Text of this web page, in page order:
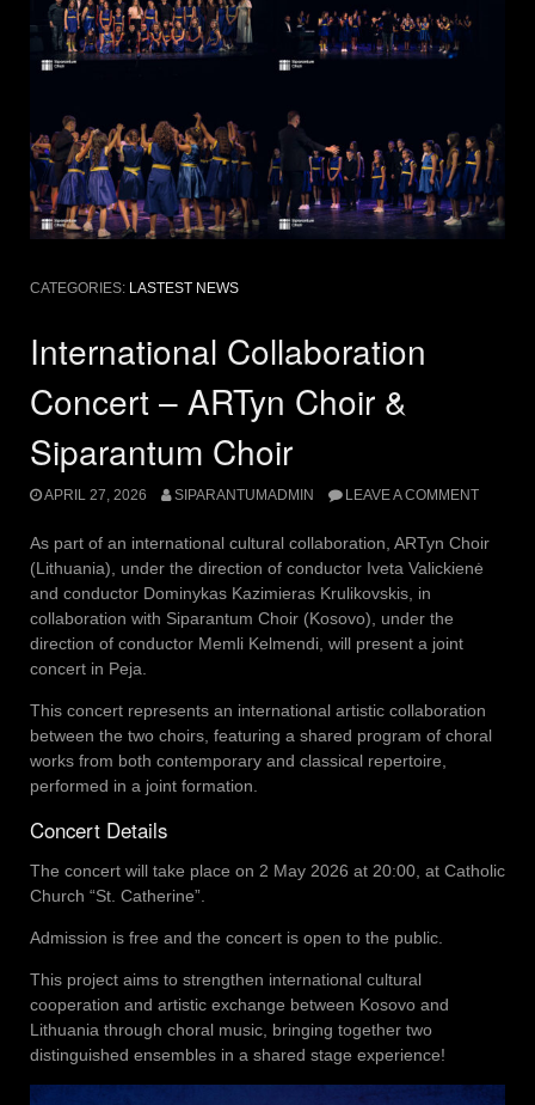
CATEGORIES: LASTEST NEWS
International Collaboration
Concert – ARTyn Choir &
Siparantum Choir
APRIL 27, 2026 SIPARANTUMADMIN LEAVE A COMMENT
As part of an international cultural collaboration, ARTyn Choir
(Lithuania), under the direction of conductor Iveta Valickienė
and conductor Dominykas Kazimieras Krulikovskis, in
collaboration with Siparantum Choir (Kosovo), under the
direction of conductor Memli Kelmendi, will present a joint
concert in Peja.
This concert represents an international artistic collaboration
between the two choirs, featuring a shared program of choral
works from both contemporary and classical repertoire,
performed in a joint formation.
Concert Details
The concert will take place on 2 May 2026 at 20:00, at Catholic
Church “St. Catherine”.
Admission is free and the concert is open to the public.
This project aims to strengthen international cultural
cooperation and artistic exchange between Kosovo and
Lithuania through choral music, bringing together two
distinguished ensembles in a shared stage experience!